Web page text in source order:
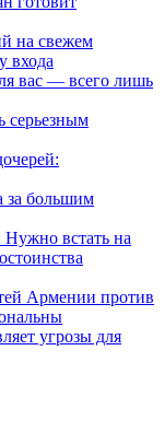
на свежем
входа
вас — всего лишь
серьезным
за большим
встать на
Армении против
угрозы для